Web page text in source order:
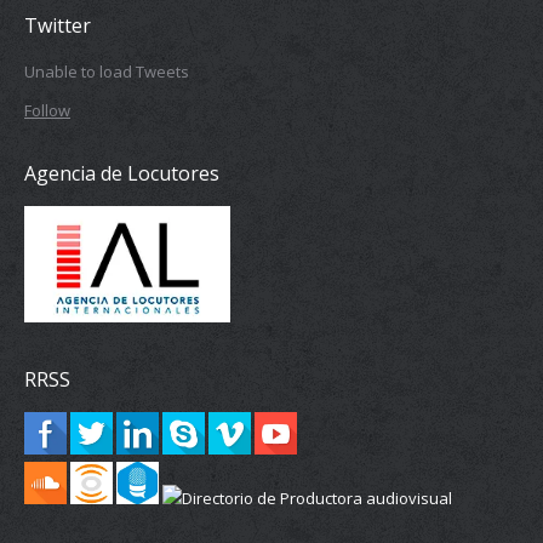
Twitter
Unable to load Tweets
Follow
Agencia de Locutores
RRSS